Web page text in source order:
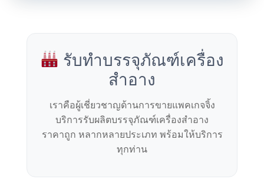
รับทำบรรจุภัณฑ์เครื่อง
สำอาง
เราคือผู้เชี่ยวชาญด้านการขายแพคเกจจิ้ง
บริการรับผลิตบรรจุภัณฑ์เครื่องสำอาง
ราคาถูก หลากหลายประเภท พร้อมให้บริการ
ทุกท่าน